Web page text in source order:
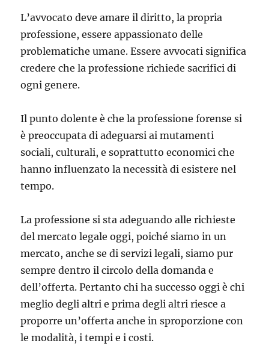
L’avvocato deve amare il diritto, la propria
professione, essere appassionato delle
problematiche umane. Essere avvocati significa
credere che la professione richiede sacrifici di
ogni genere.
Il punto dolente è che la professione forense si
è preoccupata di adeguarsi ai mutamenti
sociali, culturali, e soprattutto economici che
hanno influenzato la necessità di esistere nel
tempo.
La professione si sta adeguando alle richieste
del mercato legale oggi, poiché siamo in un
mercato, anche se di servizi legali, siamo pur
sempre dentro il circolo della domanda e
dell’offerta. Pertanto chi ha successo oggi è chi
meglio degli altri e prima degli altri riesce a
proporre un’offerta anche in sproporzione con
le modalità, i tempi e i costi.